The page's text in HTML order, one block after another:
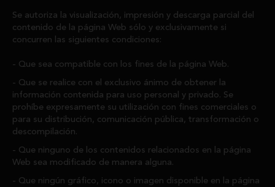
Se autoriza la visualización, impresión y descarga parcial del
contenido de la página Web sólo y exclusivamente si
concurren las siguientes condiciones:
Que sea compatible con los fines de la página Web.
Que se realice con el exclusivo ánimo de obtener la
información contenida para uso personal y privado. Se
prohíbe expresamente su utilización con fines comerciales o
para su distribución, comunicación pública, transformación o
descompilación.
Que ninguno de los contenidos relacionados en la página
Web sea modificado de manera alguna.
Que ningún gráfico, icono o imagen disponible en la página